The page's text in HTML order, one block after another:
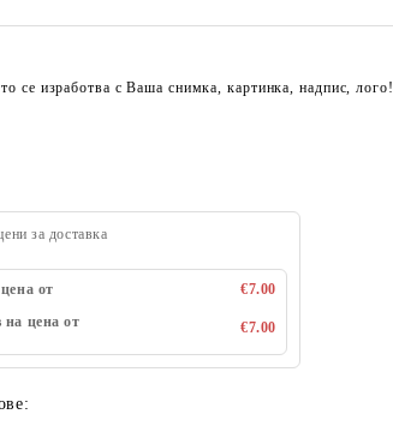
се изработва с Ваша снимка, картинка, надпис, лого!
за доставка
от
€7.00
цена от
€7.00